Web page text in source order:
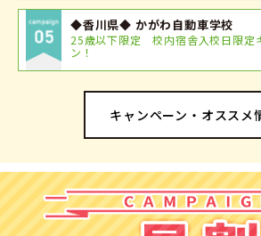
◆香川県◆ かがわ自動車学校
25歳以下限定 校内宿舎入校日限定
ン！
キャンペーン・オススメ